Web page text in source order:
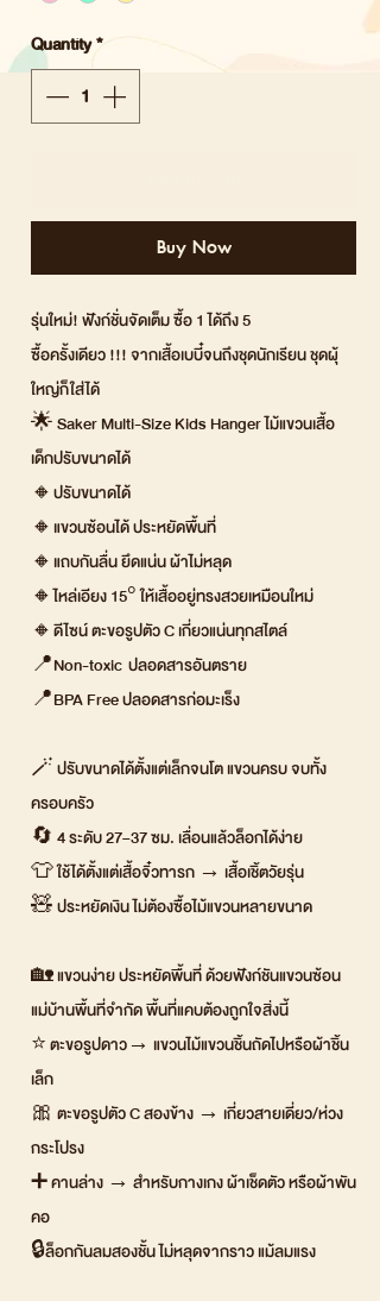
Quantity*
Buy Now
รุ่นใหม่! ฟังก์ชั่นจัดเต็ม ซื้อ 1 ได้ถึง 5
ซื้อครั้งเดียว !!! จากเสื้อเบบี๋จนถึงชุดนักเรียน ชุดผุ้
ใหญ่ก็ใส่ได้
🌟 Saker Multi-Size Kids Hanger ไม้แขวนเสื้อ
เด็กปรับขนาดได้
🔸ปรับขนาดได้
🔸แขวนซ้อนได้ ประหยัดพื้นที่
🔸แถบกันลื่น ยึดแน่น ผ้าไม่หลุด
🔸ไหล่เอียง 15° ให้เสื้ออยู่ทรงสวยเหมือนใหม่
🔸ดีไซน์ ตะขอรูปตัว C เกี่ยวแน่นทุกสไตล์
📍Non-toxic ปลอดสารอันตราย
📍BPA Free ปลอดสารก่อมะเร็ง
🪄 ปรับขนาดได้ตั้งแต่เล็กจนโต แขวนครบ จบทั้ง
ครอบครัว
🔄 4 ระดับ 27–37 ซม. เลื่อนแล้วล็อกได้ง่าย
👕 ใช้ได้ตั้งแต่เสื้อจิ๋วทารก → เสื้อเชิ้ตวัยรุ่น
🧸 ประหยัดเงิน ไม่ต้องซื้อไม้แขวนหลายขนาด
🏡 แขวนง่าย ประหยัดพื้นที่ ด้วยฟังก์ชันแขวนซ้อน
แม่บ้านพื้นที่จำกัด พื้นที่แคบต้องถูกใจสิ่งนี้
⭐ ตะขอรูปดาว→ แขวนไม้แขวนชิ้นถัดไปหรือผ้าชิ้น
เล็ก
🎀 ตะขอรูปตัว C สองข้าง → เกี่ยวสายเดี่ยว/ห่วง
กระโปรง
➕ คานล่าง → สำหรับกางเกง ผ้าเช็ดตัว หรือผ้าพัน
คอ
🔒ล็อกกันลมสองชั้น ไม่หลุดจากราว แม้ลมแรง